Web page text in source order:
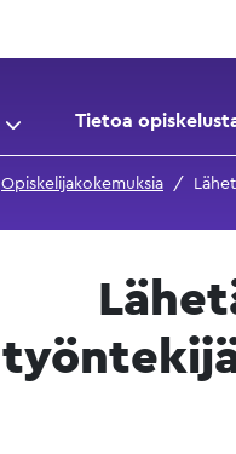
Tietoa
Opiskelijakokemuksia